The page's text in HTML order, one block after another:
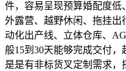
件，容易呈现预算婚配度低
外露营、越野休闲、拖挂出
动化出产线、立体仓库、
般15到30天能够完成交付
是是有非标货叉定制需求，